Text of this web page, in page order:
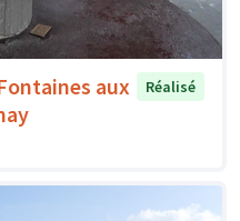
aux
Réalisé